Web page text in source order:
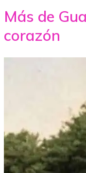
Más de
corazón